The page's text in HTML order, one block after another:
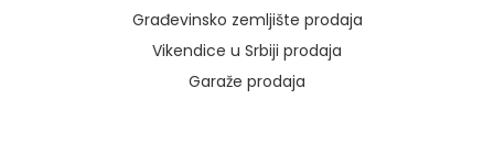
Građevinsko zemljište prodaja
Vikendice u Srbiji prodaja
Garaže prodaja